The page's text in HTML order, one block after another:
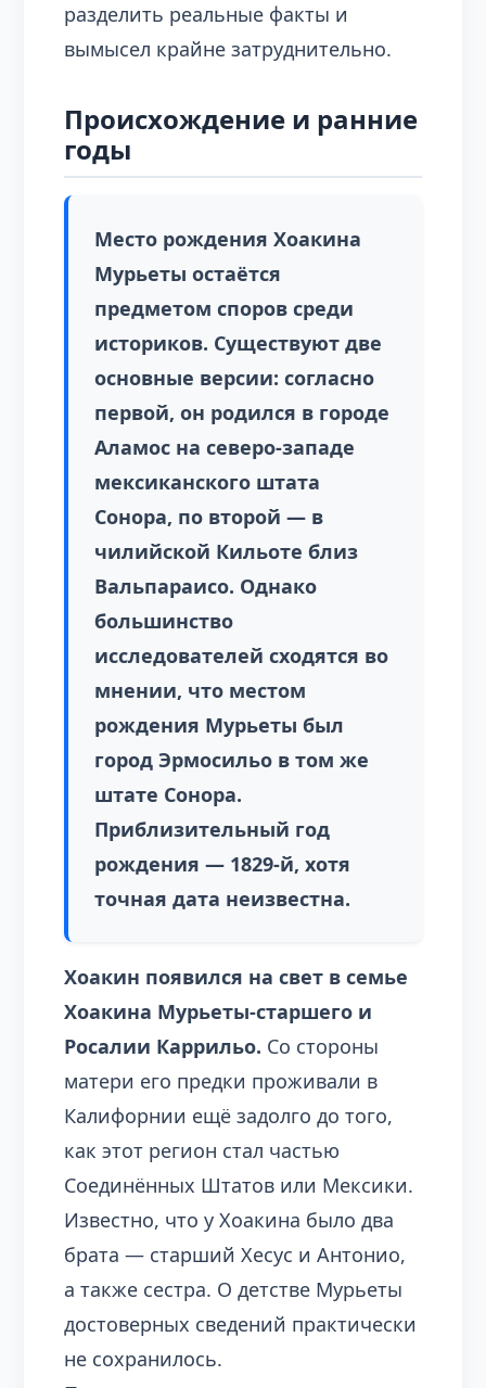
разделить реальные факты и
вымысел крайне затруднительно.
Происхождение и ранние
годы
Место рождения Хоакина
Мурьеты остаётся
предметом споров среди
историков. Существуют две
основные версии: согласно
первой, он родился в городе
Аламос на северо-западе
мексиканского штата
Сонора, по второй — в
чилийской Кильоте близ
Вальпараисо. Однако
большинство
исследователей сходятся во
мнении, что местом
рождения Мурьеты был
город Эрмосильо в том же
штате Сонора.
Приблизительный год
рождения — 1829-й, хотя
точная дата неизвестна.
Хоакин появился на свет в семье
Хоакина Мурьеты-старшего и
Росалии Каррильо. Со стороны
матери его предки проживали в
Калифорнии ещё задолго до того,
как этот регион стал частью
Соединённых Штатов или Мексики.
Известно, что у Хоакина было два
брата — старший Хесус и Антонио,
а также сестра. О детстве Мурьеты
достоверных сведений практически
не сохранилось.